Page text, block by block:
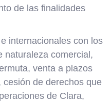
de las finalidades
internacionales con los
naturaleza comercial,
venta a plazos
de derechos que
de Clara,